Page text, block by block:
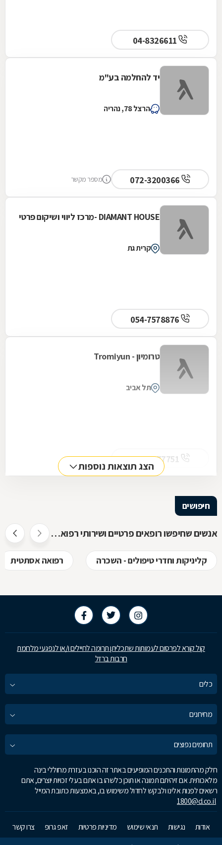
04-8326611
יד להחלמה בע"מ
הרצל 78, נהריה
מספר מקשר
DIAMANT HOUSE -מרכז ליווי ושיקום פרטי
קרית גת
טרומיון - Tromiyun
תל אביב
הצג תוצאות נוספות
חיפושים
אנשים שחיפשו רופאים פרטיים ושירותי רפואה פרטית חיפשו גם
קליניקות וחדרי טיפולים - השכרה רפואה אסתטית
קול קורא לפרסום לעמותות שתכליתן תרומה לחיילים ו/או לנפגעי מלחמת
חרבות ברזל
כלים
מחירונים
תחומים נפוצים
חלק מהתמונות והתכנים המופיעים באתר זה הוכנו בעזרת מחוללי בינה
מלאכותית. אם זיהיתם תמונה או תוכן כלשהו בו אתם בעלי זכויות יוצרים, אתם
רשאים לפנות אלינו ולבקש לחדול משימוש בו, באמצעות כתובת המייל
1800@d.co.il
אודות נגישות תנאי שימוש מדיניות פרטיות זאפ גרופ
צרו קשר